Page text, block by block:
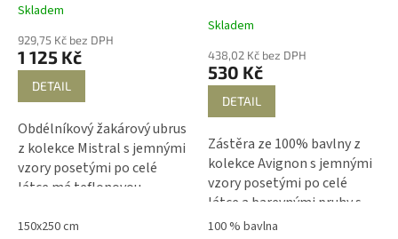
Průměrné
produktu
je
hvězdiček.
Skladem
929,75 Kč bez DPH
1 125 Kč
DETAIL
Obdélníkový žakárový ubrus
z kolekce Mistral s jemnými
vzory posetými po celé
látce má teflonovou
zašpinění nebo vsáknutí
150x250 cm
Skladem
438,02 Kč bez DPH
530 Kč
DETAIL
Zástěra ze 100% bavlny z
kolekce Avignon s jemnými
vzory posetými po celé
látce a barevnými pruhy s
květinami na obou kapsách
100 % bavlna